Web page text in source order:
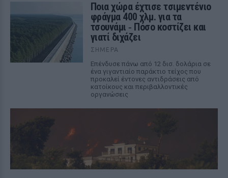
Ποια χώρα έχτισε τσιμεντένιο
φράγμα 400 χλμ. για τα
τσουνάμι ‑ Πόσο κοστίζει και
γιατί διχάζει
ΣΉΜΕΡΑ
Επένδυσε πάνω από 12 δισ. δολάρια σε
ένα γιγαντιαίο παράκτιο τείχος που
προκαλεί έντονες αντιδράσεις από
κατοίκους και περιβαλλοντικές
οργανώσεις